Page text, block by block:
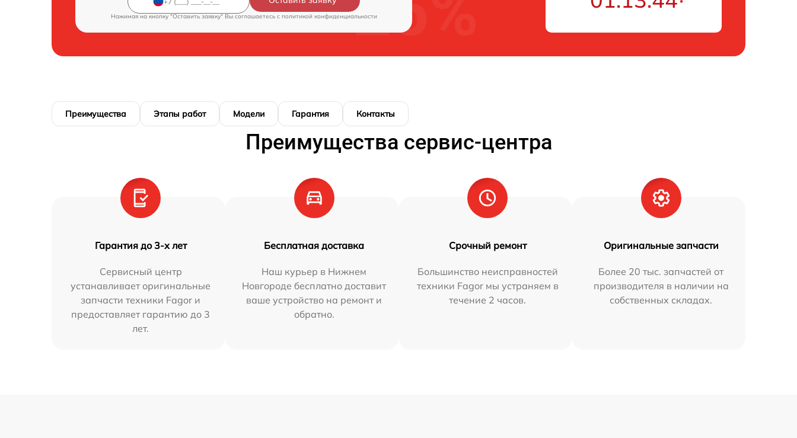
Нажимая на кнопку "Оставить заявку" Вы соглашаетесь c политикой конфиденциальности
Преимущества Этапы работ Модели Гарантия Контакты
Преимущества сервис-центра
Гарантия до 3-х лет
Сервисный центр
устанавливает оригинальные
запчасти техники Fagor и
предоставляет гарантию до 3
лет.
Бесплатная доставка
Наш курьер в Нижнем
Новгороде бесплатно доставит
ваше устройство на ремонт и
обратно.
Срочный ремонт
Большинство неисправностей
техники Fagor мы устраняем в
течение 2 часов.
Оригинальные запчасти
Более 20 тыс. запчастей от
производителя в наличии на
собственных складах.